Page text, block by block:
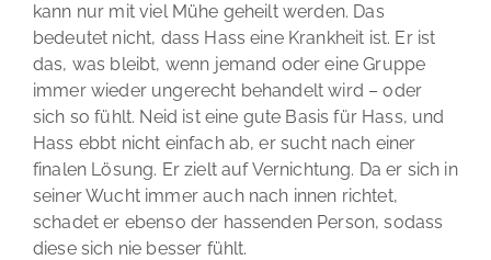
kann nur mit viel Mühe geheilt werden. Das
bedeutet nicht, dass Hass eine Krankheit ist. Er ist
das, was bleibt, wenn jemand oder eine Gruppe
immer wieder ungerecht behandelt wird – oder
sich so fühlt. Neid ist eine gute Basis für Hass, und
Hass ebbt nicht einfach ab, er sucht nach einer
finalen Lösung. Er zielt auf Vernichtung. Da er sich in
seiner Wucht immer auch nach innen richtet,
schadet er ebenso der hassenden Person, sodass
diese sich nie besser fühlt.